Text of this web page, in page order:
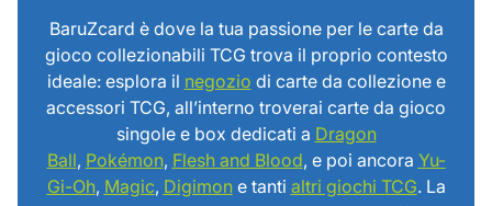
BaruZcard è dove la tua passione per le carte da
gioco collezionabili TCG trova il proprio contesto
ideale: esplora il negozio di carte da collezione e
accessori TCG, all’interno troverai carte da gioco
singole e box dedicati a Dragon
Ball, Pokémon, Flesh and Blood, e poi ancora Yu-
Gi-Oh, Magic, Digimone tanti altri giochi TCG. La